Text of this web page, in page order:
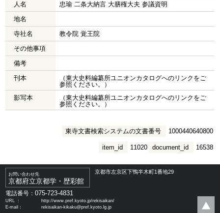
人名
忠瑜 二条大納言 大膳権大夫 参議資明
地名
寺社名
教令院 覚王院
その他事項
備考
刊本
（東大史料編纂所ユニオンカタログへのリンクをご
参照ください。）
影写本
（東大史料編纂所ユニオンカタログへのリンクをご
参照ください。）
東寺文書検索システムの文書番号 1000440640800
document_id 16538
item_id 11020
お問い合わせ先
京都府立京都学・歴彩館
京都市左京区下鴨半木町1番地29
電話番号：075-723-4831
URL ：
http://www.pref.kyoto.jp/rekisaikan/
E-mail：
rekisaikan-kikaku@pref.kyoto.lg.jp